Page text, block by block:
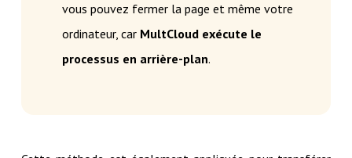
vous pouvez fermer la page et même votre
ordinateur, car MultCloud exécute le
processus en arrière-plan.